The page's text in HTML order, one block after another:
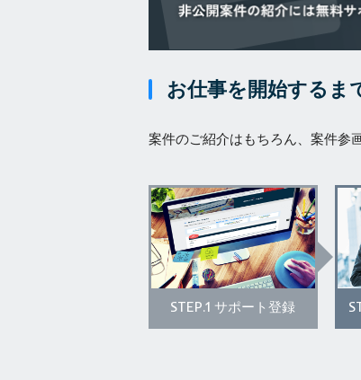
お仕事を開始するま
案件のご紹介はもちろん、案件参
STEP.1 サポート登録